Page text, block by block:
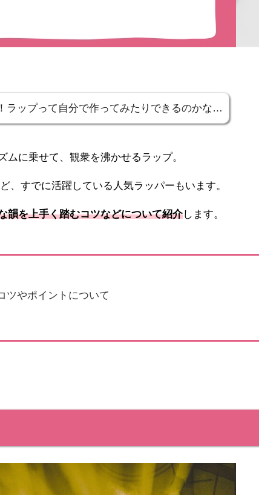
ラップって自分で作ってみたりできるのかな…
に乗せて、観衆を沸かせるラップ。
、すでに活躍している人気ラッパーもいます。
韻を上手く踏むコツなどについて紹介します。
ツやポイントについて